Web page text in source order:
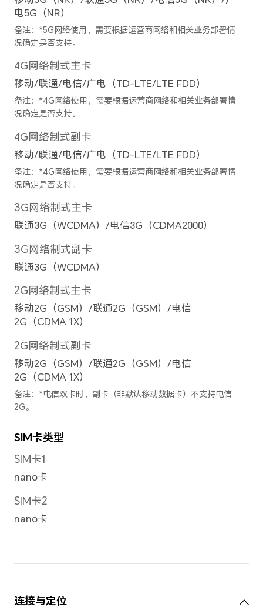
后置摄像头变焦模式
最大10倍数字变焦
备注：不同模式下可能有差异，请以实
拍摄功能
后置摄像头：AI摄影、高像素
大光圈、夜景模式、超级微距
肤)、专业模式、全景、滤镜
声控拍照、定时拍摄、高像素
防抖模式
前置摄像头
前置摄像头